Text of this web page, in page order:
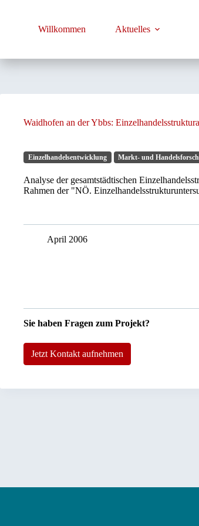
Willkommen Aktuelles
Waidhofen an der Ybbs:
Einzelhandelsentwicklung Markt- und
Analyse der gesamtstädtischen
Rahmen der "NÖ.
April 2006
Sie haben Fragen zum Projekt?
Jetzt Kontakt aufnehmen